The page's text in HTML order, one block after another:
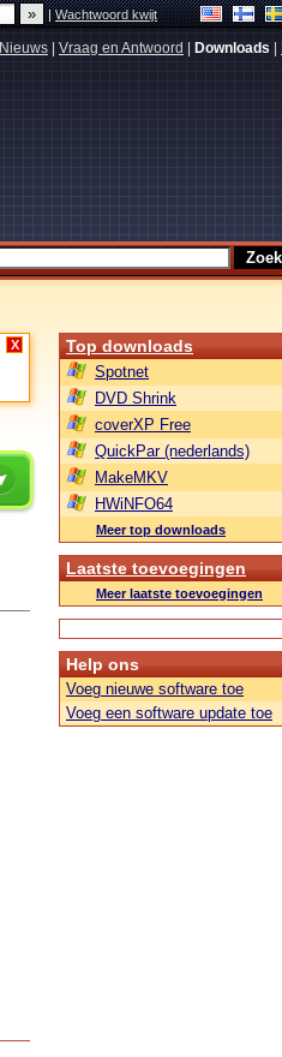
|Wachtwoord kwijt
Nieuws Vraag en Antwoord Downloads
X Top downloads
Spotnet
DVD Shrink
coverXP Free
QuickPar (nederlands)
MakeMKV
HWiNFO64
Meer top downloads
Laatste toevoegingen
Meer laatste toevoegingen
Help ons
Voeg nieuwe software toe
Voeg een software update toe